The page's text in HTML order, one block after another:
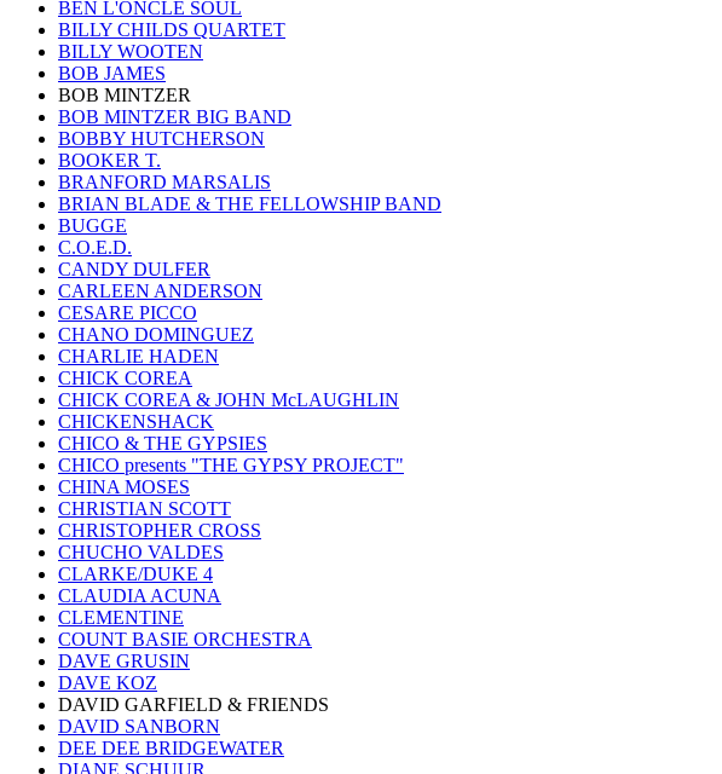
BEN L'ONCLE SOUL
BILLY CHILDS QUARTET
BILLY WOOTEN
BOB JAMES
BOB MINTZER
BOB MINTZER BIG BAND
BOBBY HUTCHERSON
BOOKER T.
BRANFORD MARSALIS
BRIAN BLADE & THE FELLOWSHIP BAND
BUGGE
C.O.E.D.
CANDY DULFER
CARLEEN ANDERSON
CESARE PICCO
CHANO DOMINGUEZ
CHARLIE HADEN
CHICK COREA
CHICK COREA & JOHN McLAUGHLIN
CHICKENSHACK
CHICO & THE GYPSIES
CHICO presents "THE GYPSY PROJECT"
CHINA MOSES
CHRISTIAN SCOTT
CHRISTOPHER CROSS
CHUCHO VALDES
CLARKE/DUKE 4
CLAUDIA ACUNA
CLEMENTINE
COUNT BASIE ORCHESTRA
DAVE GRUSIN
DAVE KOZ
DAVID GARFIELD & FRIENDS
DAVID SANBORN
DEE DEE BRIDGEWATER